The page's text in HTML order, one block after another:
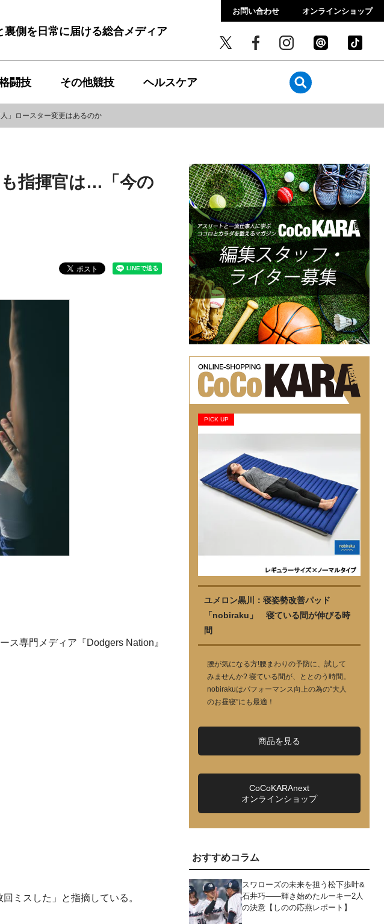
側を日常に届ける総合メディア
お問い合わせ オンラインショップ
闘技 その他競技 ヘルスケア
」ロースター変更はあるのか
も指揮官は…「今の
専門メディア『Dodgers Nation』
ミスした」と指摘している。
PICK UP
ユメロン黒川：寝姿勢改善パッド
「nobiraku」 寝ている間が伸びる時
間
腰が気になる方!腰まわりの予防に、試して
みませんか? 寝ている間が、ととのう時間。
nobirakuはパフォーマンス向上の為の“大人
のお昼寝”にも最適！
商品を見る
CoCoKARAnext
オンラインショップ
おすすめコラム
スワローズの未来を担う松下歩叶&
石井巧――輝き始めたルーキー2人
の決意【しのの応燕レポート】